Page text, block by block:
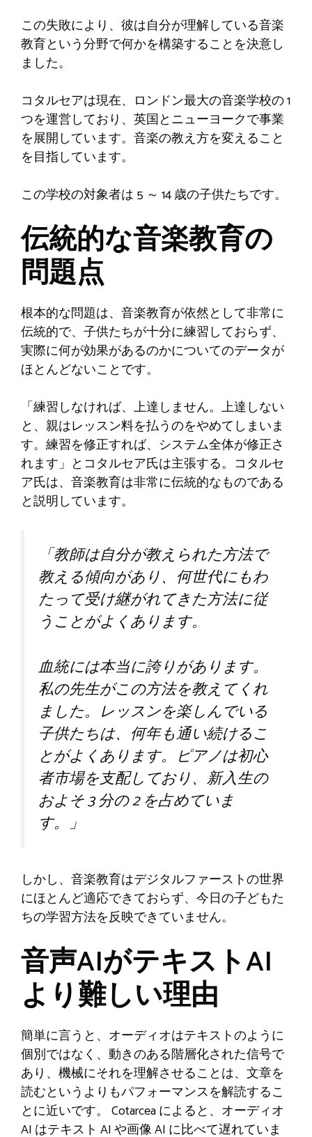
この失敗により、彼は自分が理解している音楽
教育という分野で何かを構築することを決意し
ました。
コタルセアは現在、ロンドン最大の音楽学校の 1
つを運営しており、英国とニューヨークで事業
を展開しています。音楽の教え方を変えること
を目指しています。
この学校の対象者は 5 ～ 14 歳の子供たちです。
伝統的な音楽教育の
問題点
根本的な問題は、音楽教育が依然として非常に
伝統的で、子供たちが十分に練習しておらず、
実際に何が効果があるのか​​についてのデータが
ほとんどないことです。
「練習しなければ、上達しません。上達しない
と、親はレッスン料を払うのをやめてしまいま
す。練習を修正すれば、システム全体が修正さ
れます」とコタルセア氏は主張する。コタルセ
ア氏は、音楽教育は非常に伝統的なものである
と説明しています。
「教師は自分が教えられた方法で
教える傾向があり、何世代にもわ
たって受け継がれてきた方法に従
うことがよくあります。
血統には本当に誇りがあります。
私の先生がこの方法を教えてくれ
ました。レッスンを楽しんでいる
子供たちは、何年も通い続けるこ
とがよくあります。ピアノは初心
者市場を支配しており、新入生の
およそ 3 分の 2 を占めていま
す。」
しかし、音楽教育はデジタルファーストの世界
にほとんど適応できておらず、今日の子どもた
ちの学習方法を反映できていません。
音声AIがテキストAI
より難しい理由
簡単に言うと、オーディオはテキストのように
個別ではなく、動きのある階層化された信号で
あり、機械にそれを理解させることは、文章を
読むというよりもパフォーマンスを解読するこ
とに近いです。 Cotarcea によると、オーディオ
AI はテキスト AI や画像 AI に比べて遅れていま